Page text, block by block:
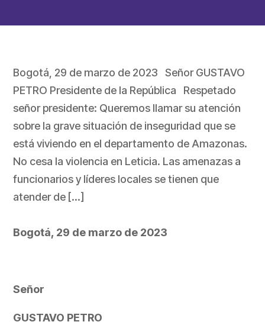
Bogotá, 29 de marzo de 2023 Señor GUSTAVO
PETRO Presidente de la República Respetado
señor presidente: Queremos llamar su atención
sobre la grave situación de inseguridad que se
está viviendo en el departamento de Amazonas.
No cesa la violencia en Leticia. Las amenazas a
funcionarios y líderes locales se tienen que
atender de […]
Bogotá, 29 de marzo de 2023
Señor
GUSTAVO PETRO